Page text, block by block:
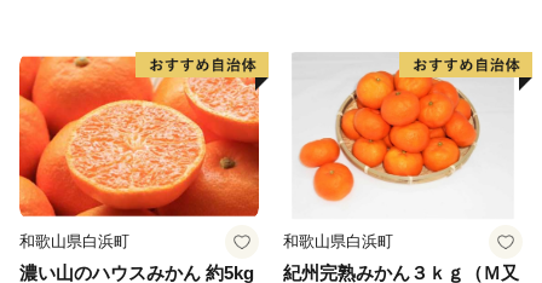
されました！
👉和歌山県串本町の「竹皮包みようかん本煉」
👉「竹皮包みようかん3本セット（本煉・柚子・桜）」
★ABCテレビのニュース情報番組「キャスト」で、
「串本食品株式会社」の“じゃばらマグロ” が紹介され
ました！
👉じゃばらマグロなど串本食品の返礼品はこちら
和歌山県白浜町
濃い山のハウスみかん 約5kg
和歌山県白浜町
紀州完熟みかん３ｋｇ（Ｍ又